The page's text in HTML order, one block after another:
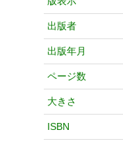
出版者
出版年月
ページ数
大きさ
ISBN